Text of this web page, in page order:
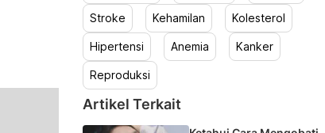
Stroke Kehamilan Kolesterol
Hipertensi Anemia Kanker
Reproduksi
Artikel Terkait